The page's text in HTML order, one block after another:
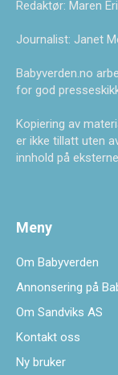
Redaktør: Maren
Journalist: Janet
Babyverden.no
for god
Kopiering av
er ikke tillatt uten
innhold på
Meny
Om Babyverden
Annonsering på
Om Sandviks AS
Kontakt oss
Ny bruker